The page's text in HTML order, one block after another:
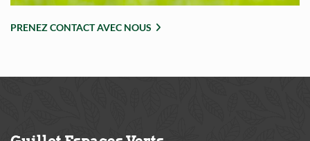
PRENEZ CONTACT AVEC NOUS